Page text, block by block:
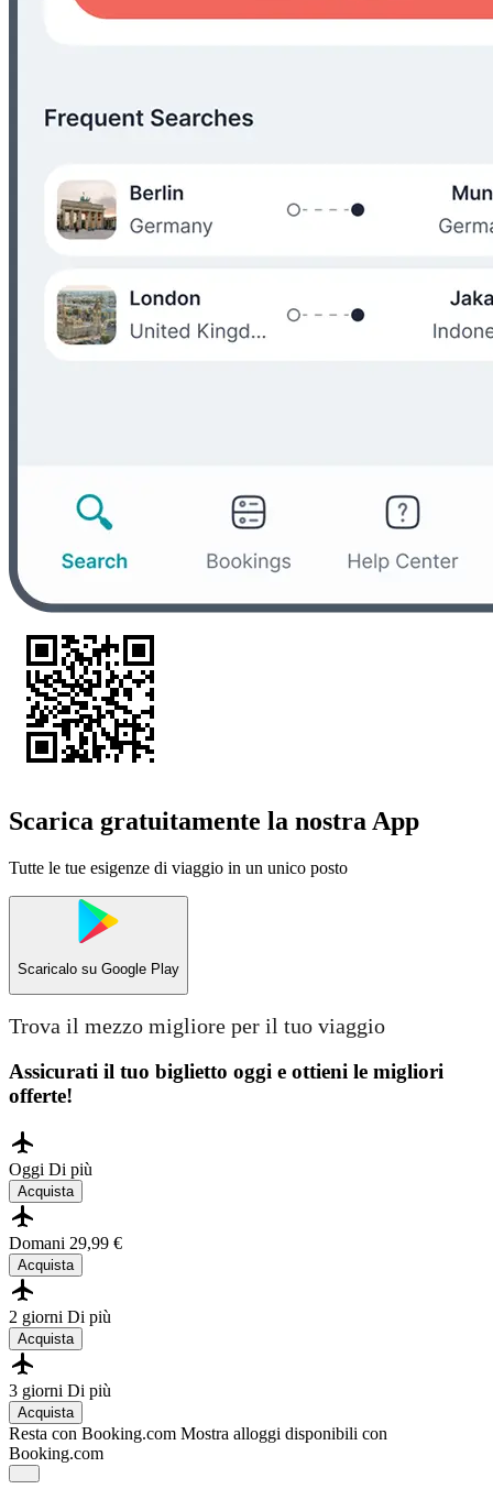
Scarica gratuitamente la nostra App
Tutte le tue esigenze di viaggio in un unico posto
Scaricalo su Google Play
Trova il mezzo migliore per il tuo viaggio
Assicurati il ​​tuo biglietto oggi e ottieni le migliori
offerte!
Oggi Di più
Acquista
Domani 29,99 €
Acquista
2 giorni Di più
Acquista
3 giorni Di più
Acquista
Resta con Booking.com Mostra alloggi disponibili con
Booking.com